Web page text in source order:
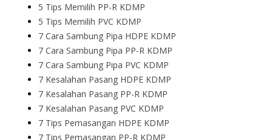
5 Tips Memilih PP-R KDMP
5 Tips Memilih PVC KDMP
7 Cara Sambung Pipa HDPE KDMP
7 Cara Sambung Pipa PP-R KDMP
7 Cara Sambung Pipa PVC KDMP
7 Kesalahan Pasang HDPE KDMP
7 Kesalahan Pasang PP-R KDMP
7 Kesalahan Pasang PVC KDMP
7 Tips Pemasangan HDPE KDMP
7 Tips Pemasangan PP-R KDMP